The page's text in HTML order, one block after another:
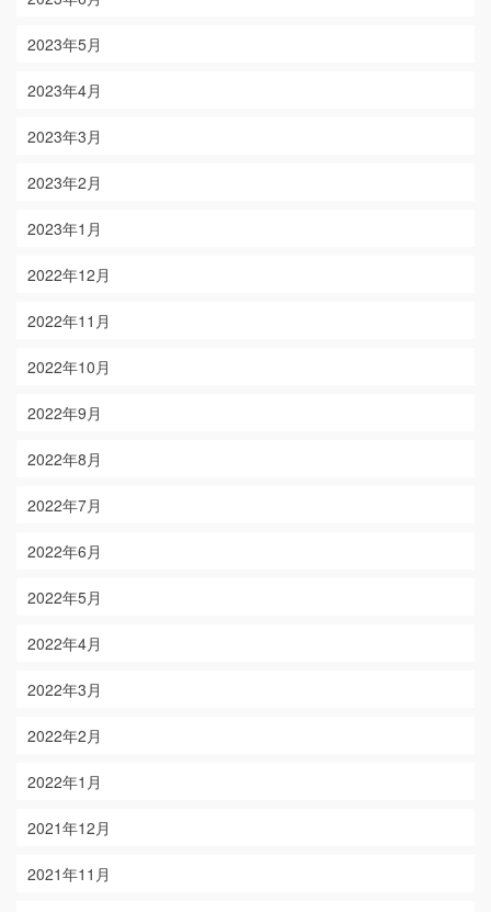
2023年5月
2023年4月
2023年3月
2023年2月
2023年1月
2022年12月
2022年11月
2022年10月
2022年9月
2022年8月
2022年7月
2022年6月
2022年5月
2022年4月
2022年3月
2022年2月
2022年1月
2021年12月
2021年11月